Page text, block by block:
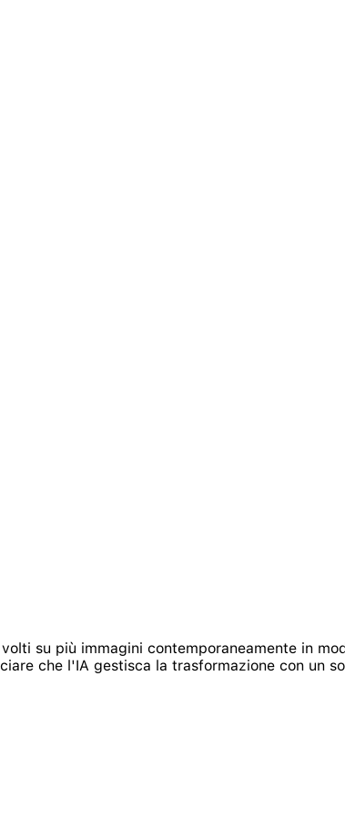
su più immagini contemporaneamente in
che l'IA gestisca la trasformazione con un